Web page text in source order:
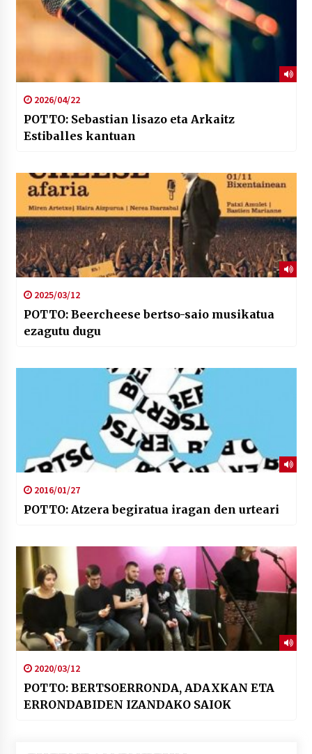
2026/04/22
POTTO: Sebastian lisazo eta Arkaitz
Estiballes kantuan
2025/03/12
POTTO: Beercheese bertso-saio musikatua
ezagutu dugu
2016/01/27
POTTO: Atzera begiratua iragan den urteari
2020/03/12
POTTO: BERTSOERRONDA, ADAXKAN ETA
ERRONDABIDEN IZANDAKO SAIOK